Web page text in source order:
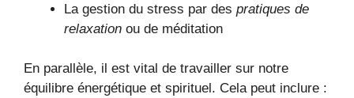
La gestion du stress par des pratiques de
relaxation ou de méditation
En parallèle, il est vital de travailler sur notre
équilibre énergétique et spirituel. Cela peut inclure :